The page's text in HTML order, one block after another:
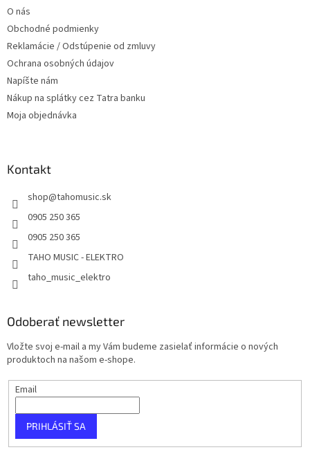
O nás
Obchodné podmienky
Reklamácie / Odstúpenie od zmluvy
Ochrana osobných údajov
Napíšte nám
Nákup na splátky cez Tatra banku
Moja objednávka
Kontakt
shop@tahomusic.sk
0905 250 365
0905 250 365
TAHO MUSIC - ELEKTRO
taho_music_elektro
Odoberať newsletter
Vložte svoj e-mail a my Vám budeme zasielať informácie o nových
produktoch na našom e-shope.
Email
PRIHLÁSIŤ SA